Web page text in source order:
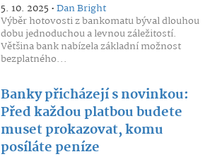
5. 10. 2025 •Dan Bright
Výběr hotovosti z bankomatu býval dlouhou
dobu jednoduchou a levnou záležitostí.
Většina bank nabízela základní možnost
bezplatného...
Banky přicházejí s novinkou:
Před každou platbou budete
muset prokazovat, komu
posíláte peníze